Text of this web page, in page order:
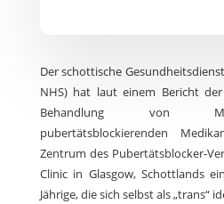
Der schottische
NHS) hat laut einem Bericht
Behandlung von
pubertätsblockierenden
Zentrum des Pubertätsblocker-
Clinic in Glasgow, Schottlands
Jährige, die sich selbst als „trans“